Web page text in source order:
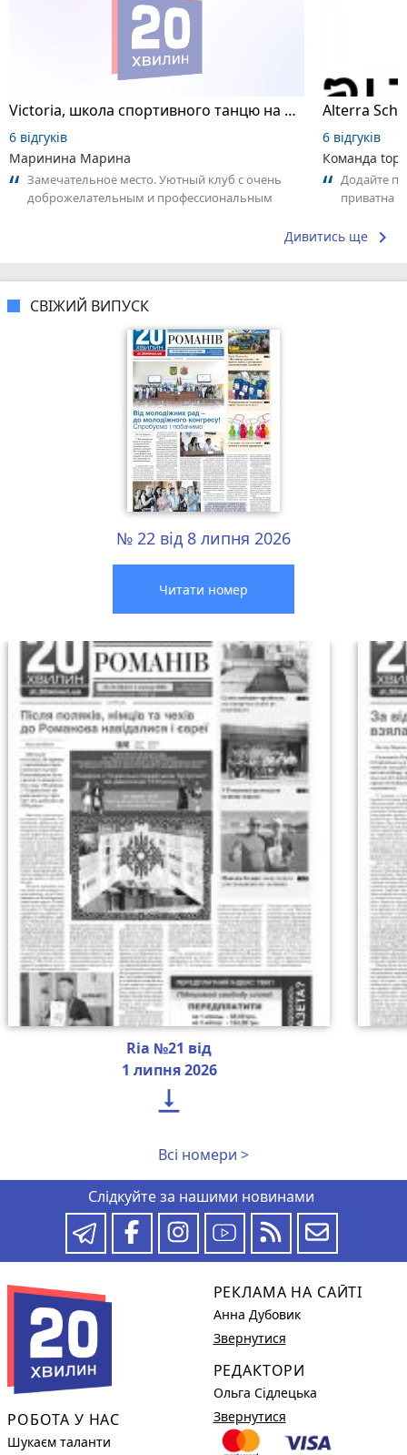
Victoria, школа спортивного танцю на пілоні
6 відгуків
Маринина Марина
Замечательное место. Уютный клуб с очень
доброжелательным и профессиональным
6 відгуків
Команда
Додайте
приватна
Дивитись ще keyboard_arrow_right
СВІЖИЙ ВИПУСК
№ 22 від 8 липня 2026
Читати номер
Ria №21 від
1 липня 2026

Всі номери >
Слідкуйте за нашими новинами
РОБОТА У НАС
Шукаєм таланти
РЕКЛАМА НА САЙТІ
Анна Дубовик
Звернутися
РЕДАКТОРИ
Ольга Сідлецька
Звернутися